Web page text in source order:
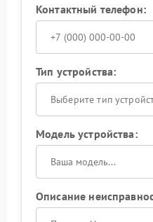
Контактный телефон:
Тип устройства:
Выберите тип
Модель устройства:
Описание